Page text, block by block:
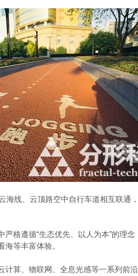
线、云顶路空中自行车道相互联通
遵循“生态优先、以人为本”的理念
等丰富体验。
算、物联网、全息光感等一系列前